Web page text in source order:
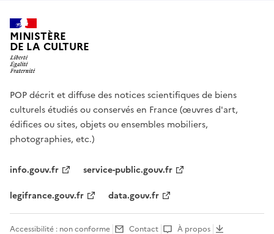
MINISTÈRE
DE LA CULTURE
POP décrit et diffuse des notices scientifiques de biens
culturels étudiés ou conservés en France (œuvres d'art,
édifices ou sites, objets ou ensembles mobiliers,
photographies, etc.)
info.gouv.fr
service-public.gouv.fr
legifrance.gouv.fr
data.gouv.fr
Accessibilité : non conforme Contact À propos